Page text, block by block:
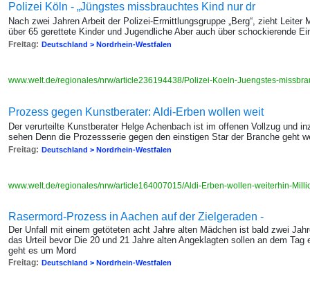
Polizei Köln - „Jüngstes missbrauchtes Kind nur dr
Nach zwei Jahren Arbeit der Polizei-Ermittlungsgruppe „Berg“, zieht
über 65 gerettete Kinder und Jugendliche Aber auch über schockierende
Freitag: Deutschland > Nordrhein-Westfalen
www.welt.de/regionales/nrw/article236194438/Polizei-Koeln-Juengstes-
Prozess gegen Kunstberater: Aldi-Erben wollen weit
Der verurteilte Kunstberater Helge Achenbach ist im offenen Vollzug und
sehen Denn die Prozessserie gegen den einstigen Star der Branche geht
Freitag: Deutschland > Nordrhein-Westfalen
www.welt.de/regionales/nrw/article164007015/Aldi-Erben-wollen-weiterhin-
Rasermord-Prozess in Aachen auf der Zielgeraden -
Der Unfall mit einem getöteten acht Jahre alten Mädchen ist bald zwei
das Urteil bevor Die 20 und 21 Jahre alten Angeklagten sollen an dem Tag
geht es um Mord
Freitag: Deutschland > Nordrhein-Westfalen